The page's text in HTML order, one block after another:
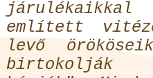
említett
levő
birtokolják